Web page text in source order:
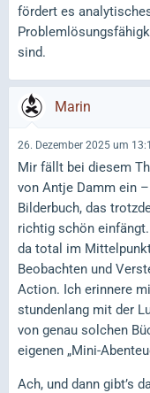
fördert es
sind.
Marin
26. Dezember 2025 um
Mir fällt bei diesem
von Antje Damm ein
Bilderbuch, das
richtig schön
da total im
Beobachten und
Action. Ich erinnere
stundenlang mit der
von genau solchen
eigenen „Mini-
Ach, und dann gibt’s